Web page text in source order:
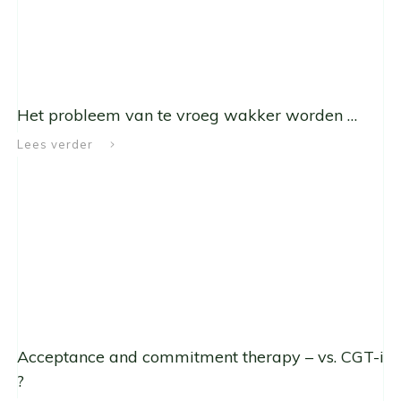
Het probleem van te vroeg wakker worden …
Lees verder
Acceptance and commitment therapy – vs. CGT-i
?